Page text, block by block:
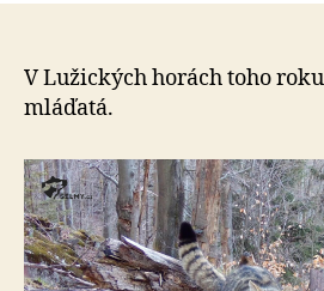
V Lužických horách toho
mláďatá.